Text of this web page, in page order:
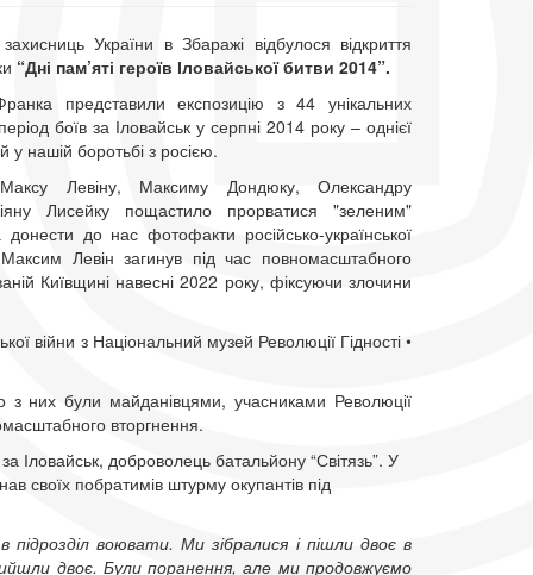
України в Збаражі відбулося відкриття
“Дні пам’яті героїв Іловайської битви 2014”.
представили експозицію з 44 унікальних
боїв за Іловайськ у серпні 2014 року – однієї
у нашій боротьбі з росією.
Левіну, Максиму Дондюку, Олександру
Лисейку пощастило прорватися "зеленим"
до нас фотофакти російсько-української
Левін загинув під час повномасштабного
Київщині навесні 2022 року, фіксуючи злочини
війни з Національний музей Революції Гідності •
з них були майданівцями, учасниками Революції
вторгнення.
Іловайськ, доброволець батальйону “Світязь”. У
своїх побратимів штурму окупантів під
воювати. Ми зібралися і пішли двоє в
двоє. Були поранення, але ми продовжуємо